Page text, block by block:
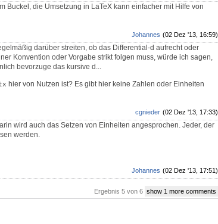
Buckel, die Umsetzung in LaTeX kann einfacher mit Hilfe von
(02 Dez '13, 16:59)
Johannes
darüber streiten, ob das Differential-d aufrecht oder
Konvention oder Vorgabe strikt folgen muss, würde ich sagen,
bevorzuge das kursive d...
hier von Nutzen ist? Es gibt hier keine Zahlen oder Einheiten
(02 Dez '13, 17:33)
cgnieder
wird auch das Setzen von Einheiten angesprochen. Jeder, der
werden.
(02 Dez '13, 17:51)
Johannes
Ergebnis 5 von 6 show 1 more comments